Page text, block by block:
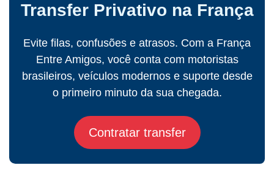
Transfer Privativo na França
Evite filas, confusões e atrasos. Com a França
Entre Amigos, você conta com motoristas
brasileiros, veículos modernos e suporte desde
o primeiro minuto da sua chegada.
Contratar transfer